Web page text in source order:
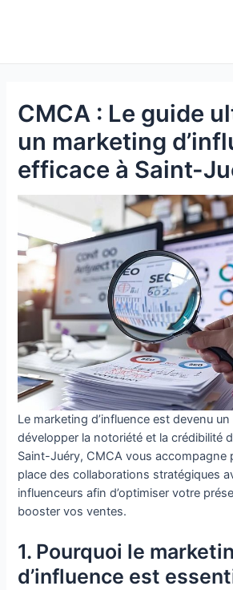
CMCA : Le guide
un marketing
efficace à Saint-
Le marketing d’influence est devenu
développer la notoriété et la crédibilité
Saint-Juéry, CMCA vous accompagne
place des collaborations stratégiques
influenceurs afin d’optimiser votre
booster vos ventes.
1. Pourquoi le
d’influence est